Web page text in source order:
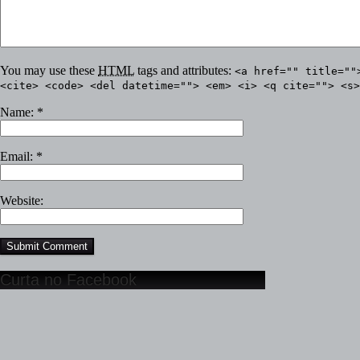
You may use these HTML tags and attributes: <a href=""
<cite> <code> <del datetime=""> <em> <i> <q cite="">
Name: *
Email: *
Website:
Curta no Facebook